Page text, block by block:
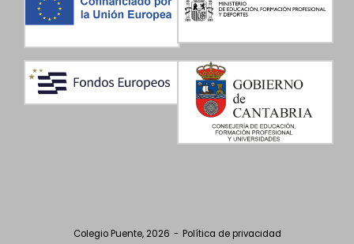
Colegio Puente, 2026 Política de privacidad